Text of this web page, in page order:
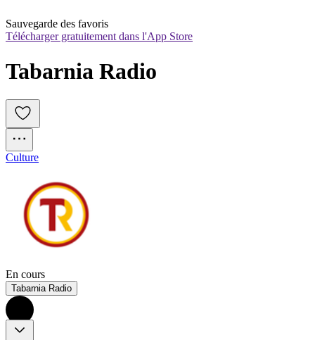
Sauvegarde des favoris
Télécharger gratuitement dans l'App Store
Tabarnia Radio
Culture
En cours
Tabarnia Radio